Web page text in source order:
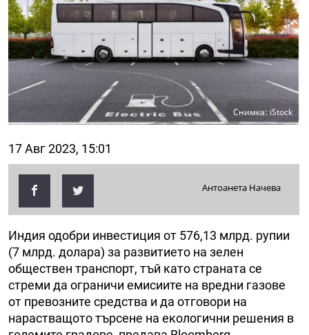
Снимка: iStock
17 Авг 2023, 15:01
Антоанета Начева
Индия одобри инвестиция от 576,13 млрд. рупии
(7 млрд. долара) за развитието на зелен
обществен транспорт, тъй като страната се
стреми да ограничи емисиите на вредни газове
от превозните средства и да отговори на
нарастващото търсене на екологични решения в